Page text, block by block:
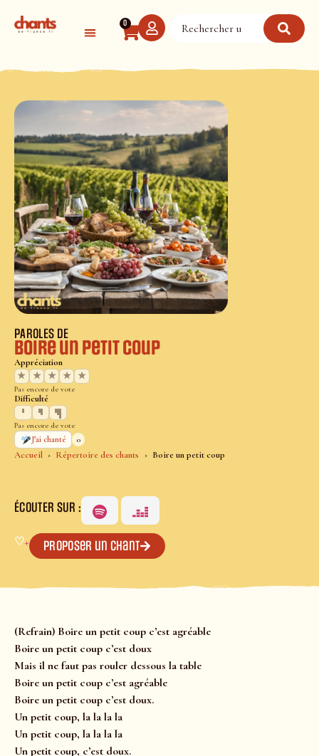
0
Accueil Répertoire des chants Boire un petit coup
PAROLES DE
Boire un petit coup
Appréciation
★
★ ★ ★ ★
Pas encore de vote
Difficulté
Pas encore de vote
J’ai chanté
0
ÉCOUTER SUR :
♡+ Proposer un chant
(Refrain) Boire un petit coup c’est agréable
Boire un petit coup c’est doux
Mais il ne faut pas rouler dessous la table
Boire un petit coup c’est agréable
Boire un petit coup c’est doux.
Un petit coup, la la la la
Un petit coup, la la la la
Un petit coup, c’est doux.